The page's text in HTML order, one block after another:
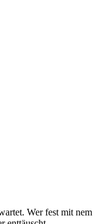
Wer fest mit nem